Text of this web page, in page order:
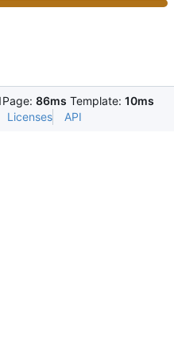
Page: 86ms Template: 10ms
Licenses API